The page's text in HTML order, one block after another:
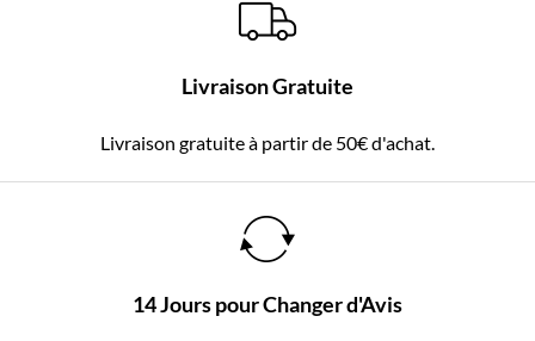
Livraison Gratuite
Livraison gratuite à partir de 50€ d'achat.
14 Jours pour Changer d'Avis